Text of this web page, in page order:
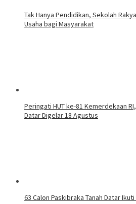
Tak Hanya Pendidikan, Sekolah
Usaha bagi Masyarakat
Peringati HUT ke-81 Kemerdekaan
Datar Digelar 18 Agustus
63 Calon Paskibraka Tanah Datar